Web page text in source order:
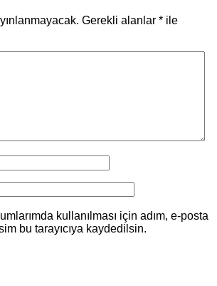
Gerekli alanlar * ile
kullanılması için adım, e-posta
bu tarayıcıya kaydedilsin.